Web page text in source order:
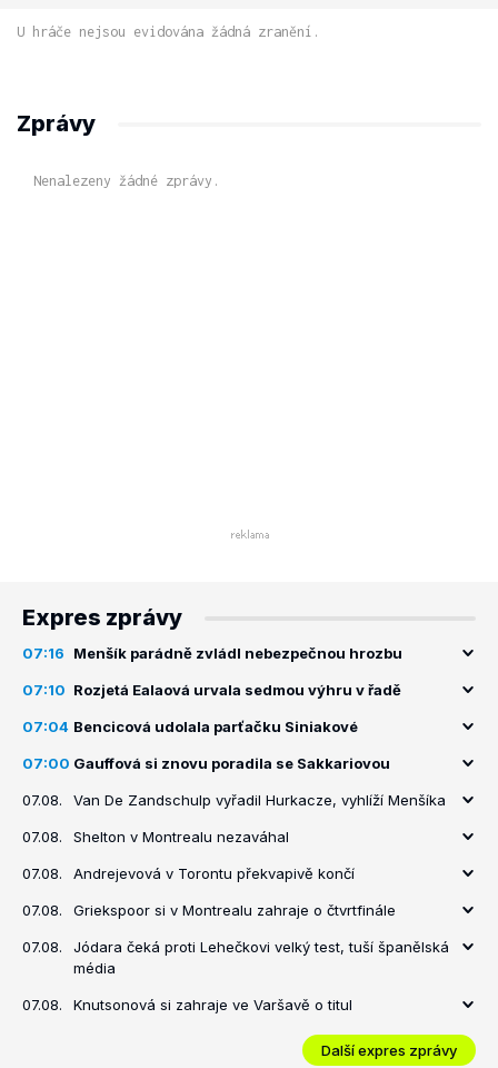
U hráče nejsou evidována žádná zranění.
Zprávy
Nenalezeny žádné zprávy.
Expres zprávy
07:16 Menšík parádně zvládl nebezpečnou hrozbu
07:10 Rozjetá Ealaová urvala sedmou výhru v řadě
07:04 Bencicová udolala parťačku Siniakové
07:00 Gauffová si znovu poradila se Sakkariovou
07.08. Van De Zandschulp vyřadil Hurkacze, vyhlíží Menšíka
07.08. Shelton v Montrealu nezaváhal
07.08. Andrejevová v Torontu překvapivě končí
07.08. Griekspoor si v Montrealu zahraje o čtvrtfinále
07.08.
Jódara čeká proti Lehečkovi velký test, tuší španělská
média
07.08. Knutsonová si zahraje ve Varšavě o titul
Další expres zprávy